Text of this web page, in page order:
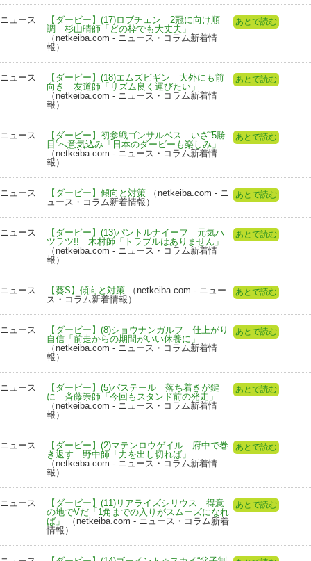
ニュース
【ダービー】(17)ロブチェン 2冠に向け順
調 杉山晴師「どの枠でも大丈夫」
（netkeiba.com - ニュース・コラム新着情
報）
あとで読む
ニュース
【ダービー】(18)エムズビギン 大外にも前
向き 友道師「リズム良く運びたい」
（netkeiba.com - ニュース・コラム新着情
報）
あとで読む
ニュース
【ダービー】初参戦ゴンサルベス いざ“5勝
目”へ意気込み「日本のダービーも楽しみ」
（netkeiba.com - ニュース・コラム新着情
報）
あとで読む
ニュース 【ダービー】傾向と対策 （netkeiba.com - ニ
ュース・コラム新着情報）
あとで読む
ニュース
【ダービー】(13)パントルナイーフ 元気ハ
ツラツ!! 木村師「トラブルはありません」
（netkeiba.com - ニュース・コラム新着情
報）
あとで読む
ニュース 【葵S】傾向と対策 （netkeiba.com - ニュー
ス・コラム新着情報）
あとで読む
ニュース
【ダービー】(8)ショウナンガルフ 仕上がり
自信「前走からの期間がいい休養に」
（netkeiba.com - ニュース・コラム新着情
報）
あとで読む
ニュース
【ダービー】(5)バステール 落ち着きが鍵
に 斉藤崇師「今回もスタンド前の発走」
（netkeiba.com - ニュース・コラム新着情
報）
あとで読む
ニュース
【ダービー】(2)マテンロウゲイル 府中で巻
き返す 野中師「力を出し切れば」
（netkeiba.com - ニュース・コラム新着情
報）
あとで読む
ニュース
【ダービー】(11)リアライズシリウス 得意
の地でVだ「1角までの入りがスムーズになれ
ば」
（netkeiba.com - ニュース・コラム新着
情報）
あとで読む